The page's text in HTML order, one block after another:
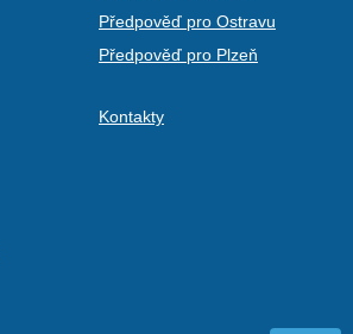
Předpověď pro Ostravu
Předpověď pro Plzeň
Kontakty